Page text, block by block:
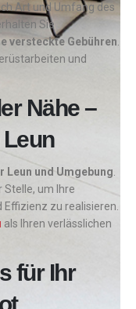
Art und Umfang des
Sie
versteckte Gebühren
und
Nähe –
Leun und Umgebung
Stelle, um Ihre
zu realisieren.
als Ihren verlässlichen
für Ihr